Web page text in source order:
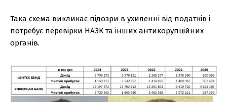
Така схема викликає підозри в ухиленні від податків і
потребує перевірки НАЗК та інших антикорупційних
органів.